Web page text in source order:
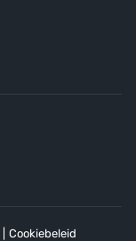
Cookiebeleid